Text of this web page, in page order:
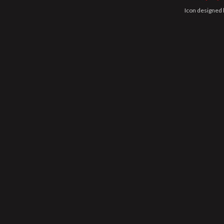
Icon designed